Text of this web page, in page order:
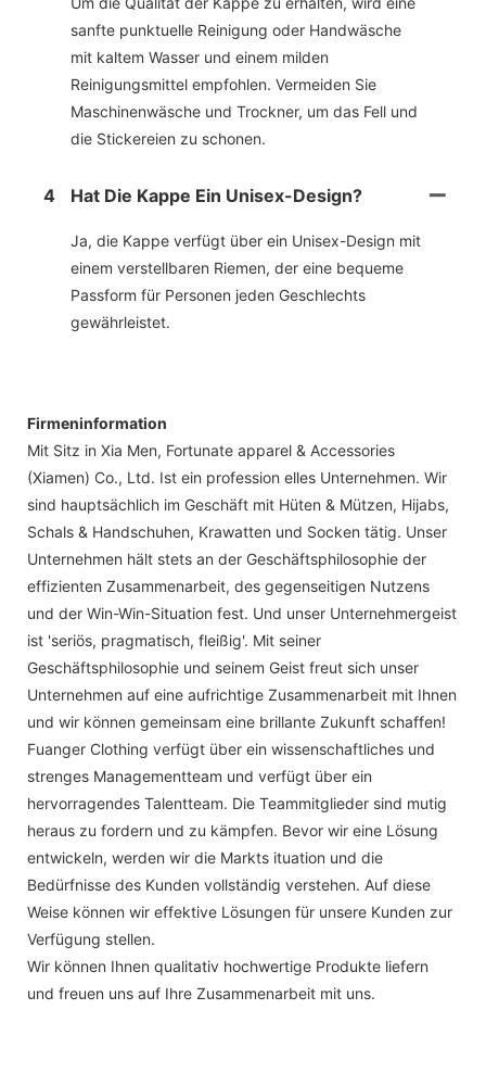
sanfte punktuelle Reinigung oder Handwäsche
mit kaltem Wasser und einem milden
Reinigungsmittel empfohlen. Vermeiden Sie
Maschinenwäsche und Trockner, um das Fell und
die Stickereien zu schonen.
4 Hat Die Kappe Ein Unisex-Design?
Ja, die Kappe verfügt über ein Unisex-Design mit
einem verstellbaren Riemen, der eine bequeme
Passform für Personen jeden Geschlechts
gewährleistet.
Firmeninformation
Mit Sitz in Xia Men, Fortunate apparel & Accessories
(Xiamen) Co., Ltd. Ist ein profession elles Unternehmen. Wir
sind hauptsächlich im Geschäft mit Hüten & Mützen, Hijabs,
Schals & Handschuhen, Krawatten und Socken tätig. Unser
Unternehmen hält stets an der Geschäftsphilosophie der
effizienten Zusammenarbeit, des gegenseitigen Nutzens
und der Win-Win-Situation fest. Und unser Unternehmergeist
ist 'seriös, pragmatisch, fleißig'. Mit seiner
Geschäftsphilosophie und seinem Geist freut sich unser
Unternehmen auf eine aufrichtige Zusammenarbeit mit Ihnen
und wir können gemeinsam eine brillante Zukunft schaffen!
Fuanger Clothing verfügt über ein wissenschaftliches und
strenges Managementteam und verfügt über ein
hervorragendes Talentteam. Die Teammitglieder sind mutig
heraus zu fordern und zu kämpfen. Bevor wir eine Lösung
entwickeln, werden wir die Markts ituation und die
Bedürfnisse des Kunden vollständig verstehen. Auf diese
Weise können wir effektive Lösungen für unsere Kunden zur
Verfügung stellen.
Wir können Ihnen qualitativ hochwertige Produkte liefern
und freuen uns auf Ihre Zusammenarbeit mit uns.